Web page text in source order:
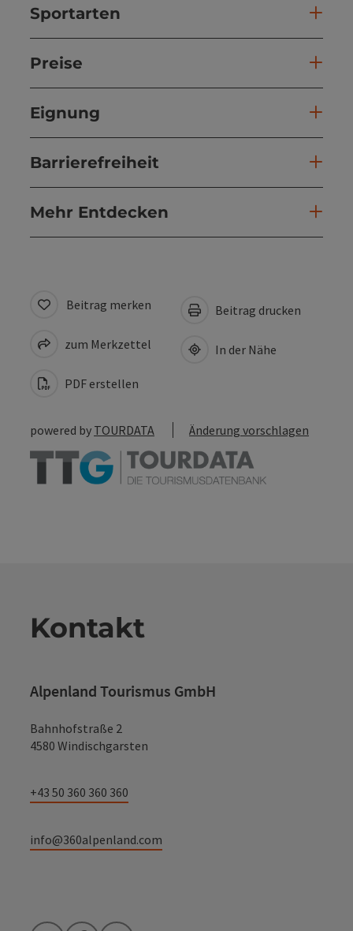
Sportarten
Preise
Eignung
Barrierefreiheit
Mehr Entdecken
Beitrag merken
zum Merkzettel
PDF erstellen
Beitrag drucken
In der Nähe
powered by TOURDATA Änderung vorschlagen
Kontakt
Alpenland Tourismus GmbH
Bahnhofstraße 2
4580 Windischgarsten
+43 50 360 360 360
info@360alpenland.com